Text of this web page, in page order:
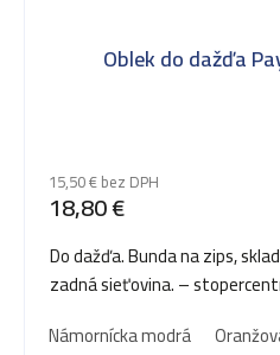
Oblek do dažďa
15,50 € bez DPH
18,80 €
Do dažďa. Bunda na zips,
zadná sieťovina. –
Námornícka modrá